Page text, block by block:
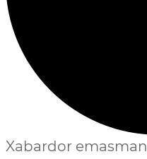
Xabardor emasman